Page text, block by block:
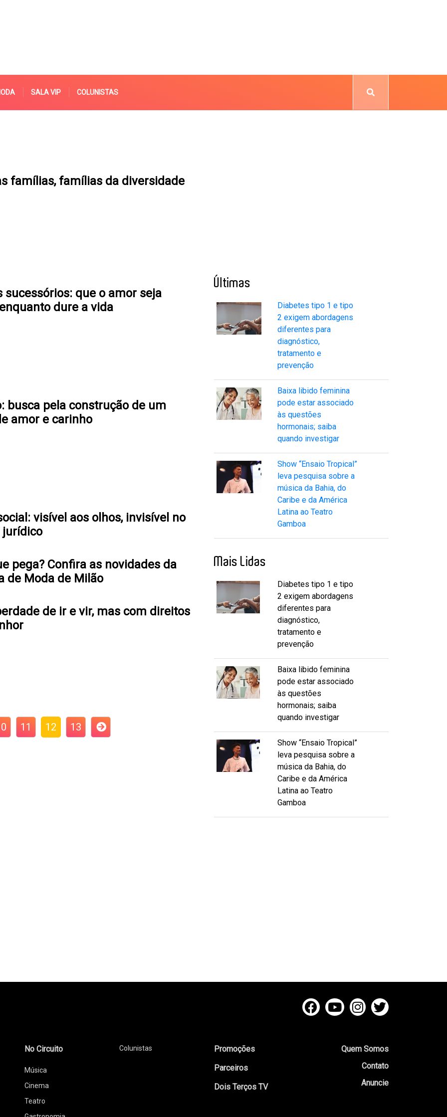
SALA VIP COLUNISTAS
famílias, famílias da diversidade
sucessórios: que o amor seja
dure a vida
busca pela construção de um
amor e carinho
visível aos olhos, invisível no
pega? Confira as novidades da
de Moda de Milão
de ir e vir, mas com direitos
11 12 13
Últimas
Diabetes tipo 1 e tipo
2 exigem abordagens
diferentes para
diagnóstico,
tratamento e
prevenção
Baixa libido feminina
pode estar associado
às questões
hormonais; saiba
quando investigar
Show “Ensaio Tropical”
leva pesquisa sobre a
música da Bahia, do
Caribe e da América
Latina ao Teatro
Gamboa
Mais Lidas
Diabetes tipo 1 e tipo
2 exigem abordagens
diferentes para
diagnóstico,
tratamento e
prevenção
Baixa libido feminina
pode estar associado
às questões
hormonais; saiba
quando investigar
Show “Ensaio Tropical”
leva pesquisa sobre a
música da Bahia, do
Caribe e da América
Latina ao Teatro
Gamboa
No Circuito
Música
Cinema
Teatro
Colunistas
Promoções
Parceiros
Dois Terços TV
Quem Somos
Contato
Anuncie